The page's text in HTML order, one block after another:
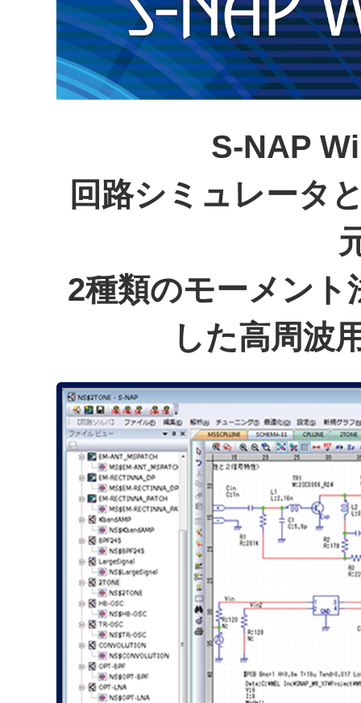
S-NAP
回路シミュレータ
2種類のモーメント
した高周波